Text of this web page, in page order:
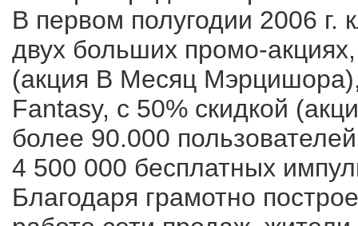
В первом полугодии 2006 г.
двух больших промо-
(акция В Месяц
Fantasy, с 50% скидкой
более 90.000
4 500 000 бесплатных
Благодаря грамотно